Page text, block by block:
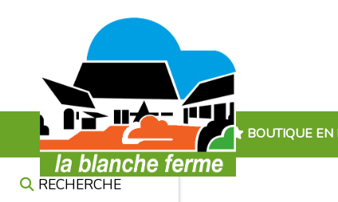
BOUTIQUE EN
RECHERCHE